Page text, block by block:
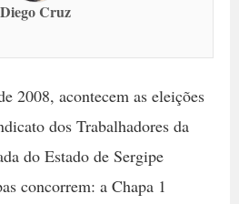
Diego Cruz
2008, acontecem as eleições
dos Trabalhadores da
do Estado de Sergipe
concorrem: a Chapa 1